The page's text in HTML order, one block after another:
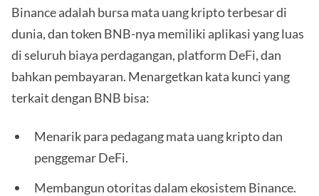
Binance adalah bursa mata uang kripto terbesar di
dunia, dan token BNB-nya memiliki aplikasi yang luas
di seluruh biaya perdagangan, platform DeFi, dan
bahkan pembayaran. Menargetkan kata kunci yang
terkait dengan BNB bisa:
Menarik para pedagang mata uang kripto dan
penggemar DeFi.
Membangun otoritas dalam ekosistem Binance.